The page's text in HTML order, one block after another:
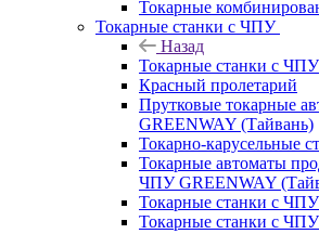
Токарные
Токарные станки с ЧПУ
Назад
Токарные станки с ЧПУ
Красный пролетарий
Прутковые токарные
GREENWAY (Тайвань)
Токарно-карусельные
Токарные автоматы
ЧПУ GREENWAY
Токарные станки с ЧПУ
Токарные станки с